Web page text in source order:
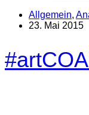
Allgemein,
23. Mai 2015